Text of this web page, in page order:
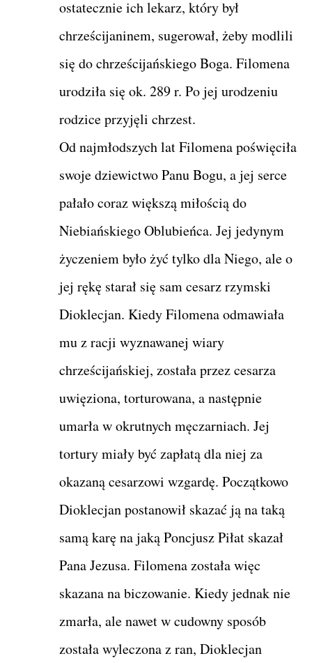
ostatecznie ich lekarz, który był
chrześcijaninem, sugerował, żeby modlili
się do chrześcijańskiego Boga. Filomena
urodziła się ok. 289 r. Po jej urodzeniu
rodzice przyjęli chrzest.
Od najmłodszych lat Filomena poświęciła
swoje dziewictwo Panu Bogu, a jej serce
pałało coraz większą miłością do
Niebiańskiego Oblubieńca. Jej jedynym
życzeniem było żyć tylko dla Niego, ale o
jej rękę starał się sam cesarz rzymski
Dioklecjan. Kiedy Filomena odmawiała
mu z racji wyznawanej wiary
chrześcijańskiej, została przez cesarza
uwięziona, torturowana, a następnie
umarła w okrutnych męczarniach. Jej
tortury miały być zapłatą dla niej za
okazaną cesarzowi wzgardę. Początkowo
Dioklecjan postanowił skazać ją na taką
samą karę na jaką Poncjusz Piłat skazał
Pana Jezusa. Filomena została więc
skazana na biczowanie. Kiedy jednak nie
zmarła, ale nawet w cudowny sposób
została wyleczona z ran, Dioklecjan